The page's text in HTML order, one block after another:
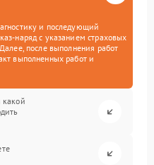
и последующий
наряд с указанием страховых
после выполнения работ
выполненных работ и
какой